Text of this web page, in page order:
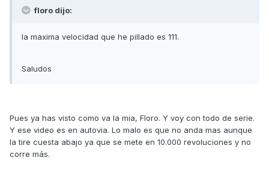
floro dijo:
la maxima velocidad que he pillado es 111.
Saludos
Pues ya has visto como va la mia, Floro. Y voy con todo de serie.
Y ese video es en autovia. Lo malo es que no anda mas aunque
la tire cuesta abajo ya que se mete en 10.000 revoluciones y no
corre más.